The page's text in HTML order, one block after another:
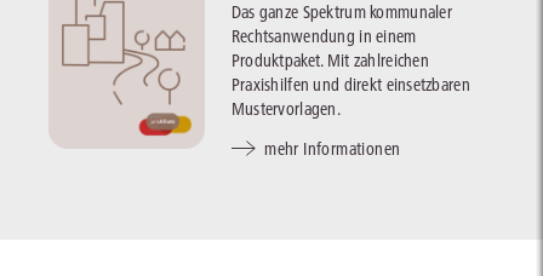
Das ganze Spektrum kommunaler
Rechtsanwendung in einem
Produktpaket. Mit zahlreichen
Praxishilfen und direkt einsetzbaren
Mustervorlagen.
mehr Informationen